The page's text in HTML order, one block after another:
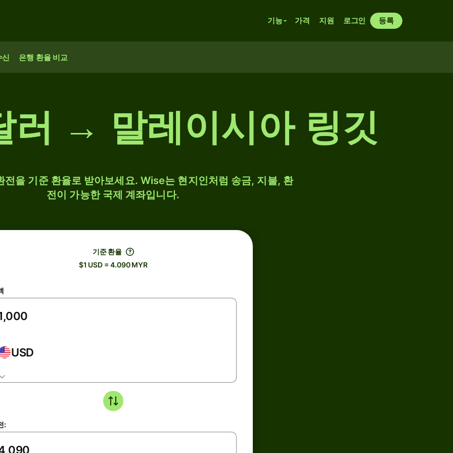
기능 가격 지원 로그인 등록
신 은행 환율 비교
러 → 말레이시아 링깃
을 기준 환율로 받아보세요. Wise는 현지인처럼 송금, 지불, 환
전이 가능한 국제 계좌입니다.
기준 환율
$1 USD = 4.090 MYR
USD
: